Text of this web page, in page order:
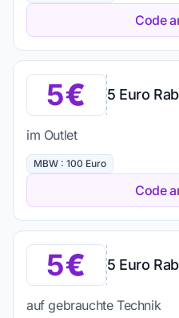
Code
5 5 Euro
im Outlet
MBW : 100 Euro
Code
5 5 Euro
auf gebrauchte Technik